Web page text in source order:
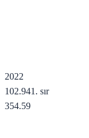
2022
102.941 . sır
354.59